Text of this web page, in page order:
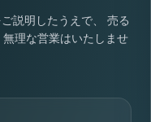
説明したうえで、 売る
理な営業はいたしませ